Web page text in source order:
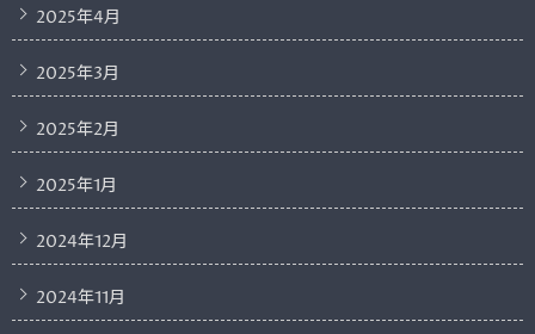
2025年4月
2025年3月
2025年2月
2025年1月
2024年12月
2024年11月